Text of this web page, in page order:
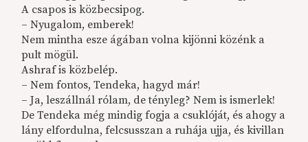
A csapos is közbecsipog.
– Nyugalom, emberek!
Nem mintha esze ágában volna kijönni közénk a
pult mögül.
Ashraf is közbelép.
– Nem fontos, Tendeka, hagyd már!
– Ja, leszállnál rólam, de tényleg? Nem is ismerlek!
De Tendeka még mindig fogja a csuklóját, és ahogy a
lány elfordulna, felcsusszan a ruhája ujja, és kivillan